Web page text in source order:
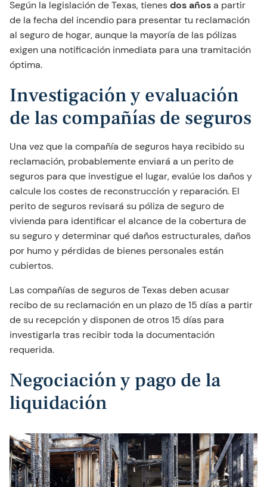
Según la legislación de Texas, tienesdos añosa partir
de la fecha del incendio para presentar tu reclamación
al seguro de hogar, aunque la mayoría de las pólizas
exigen una notificación inmediata para una tramitación
óptima.
Investigación y evaluación
de las compañías de seguros
Una vez que la compañía de seguros haya recibido su
reclamación, probablemente enviará a un perito de
seguros para que investigue el lugar, evalúe los daños y
calcule los costes de reconstrucción y reparación. El
perito de seguros revisará su póliza de seguro de
vivienda para identificar el alcance de la cobertura de
su seguro y determinar qué daños estructurales, daños
por humo y pérdidas de bienes personales están
cubiertos.
Las compañías de seguros de Texas deben acusar
recibo de su reclamación en un plazo de 15 días a partir
de su recepción y disponen de otros 15 días para
investigarla tras recibir toda la documentación
requerida.
Negociación y pago de la
liquidación